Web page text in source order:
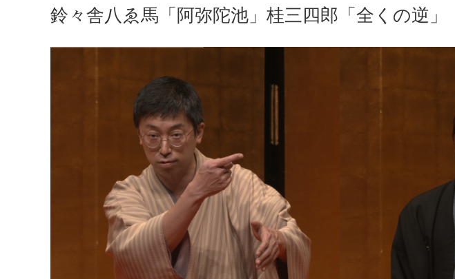
鈴々舎八ゑ馬「阿弥陀池」桂三四郎「全くの逆」